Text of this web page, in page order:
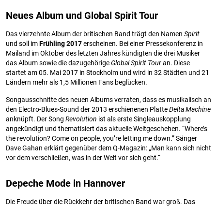
Neues Album und Global Spirit Tour
Das vierzehnte Album der britischen Band trägt den Namen Spirit
und soll imFrühling 2017erscheinen. Bei einer Pressekonferenz in
Mailand im Oktober des letzten Jahres kündigten die drei Musiker
das Album sowie die dazugehörigeGlobal Spirit Touran. Diese
startet am 05. Mai 2017 in Stockholm und wird in 32 Städten und 21
Ländern mehr als 1,5 Millionen Fans beglücken.
Songausschnitte des neuen Albums verraten, dass es musikalisch an
den Electro-Blues-Sound der 2013 erschienenen PlatteDelta Machine
anknüpft. Der Song Revolution ist als erste Singleauskopplung
angekündigt und thematisiert das aktuelle Weltgeschehen. “Where’s
the revolution? Come on people, you’re letting me down.” Sänger
Dave Gahan erklärt gegenüber dem Q-Magazin: „Man kann sich nicht
vor dem verschließen, was in der Welt vor sich geht.“
Depeche Mode in Hannover
Die Freude über die Rückkehr der britischen Band war groß. Das